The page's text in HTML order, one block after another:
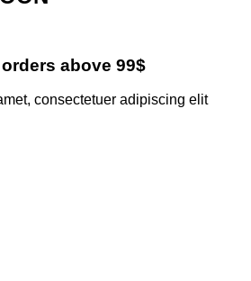
above 99$
consectetuer adipiscing elit